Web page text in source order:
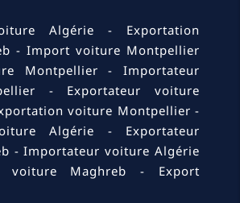
Algérie
Exportation
Import voiture Montpellier
Montpellier
Importateur
Exportateur voiture
voiture Montpellier
Algérie
Exportateur
Importateur voiture Algérie
voiture Maghreb
Export